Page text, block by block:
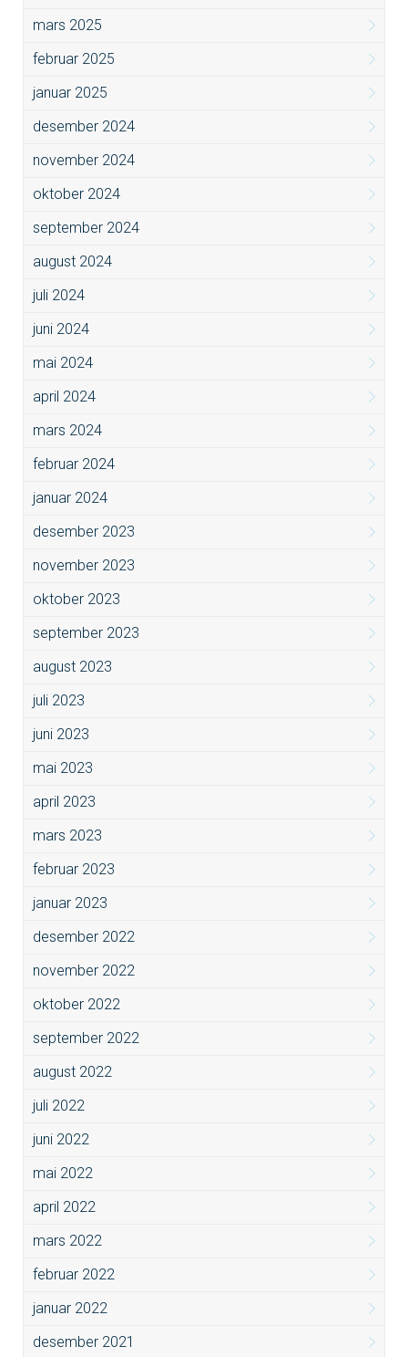
mars 2025
februar 2025
januar 2025
desember 2024
november 2024
oktober 2024
september 2024
august 2024
juli 2024
juni 2024
mai 2024
april 2024
mars 2024
februar 2024
januar 2024
desember 2023
november 2023
oktober 2023
september 2023
august 2023
juli 2023
juni 2023
mai 2023
april 2023
mars 2023
februar 2023
januar 2023
desember 2022
november 2022
oktober 2022
september 2022
august 2022
juli 2022
juni 2022
mai 2022
april 2022
mars 2022
februar 2022
januar 2022
desember 2021